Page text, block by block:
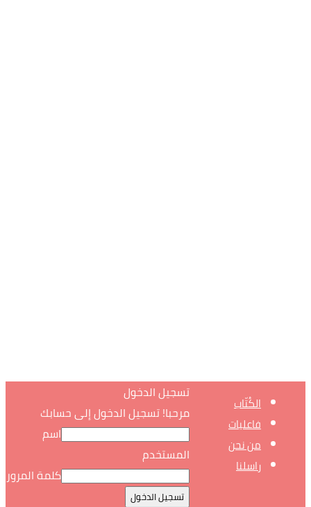
الكُتّاب
فاعليات
من نحن
راسلنا
تسجيل الدخول
مرحبا! تسجيل الدخول إلى حسابك
اسم
المستخدم
كلمة المرور